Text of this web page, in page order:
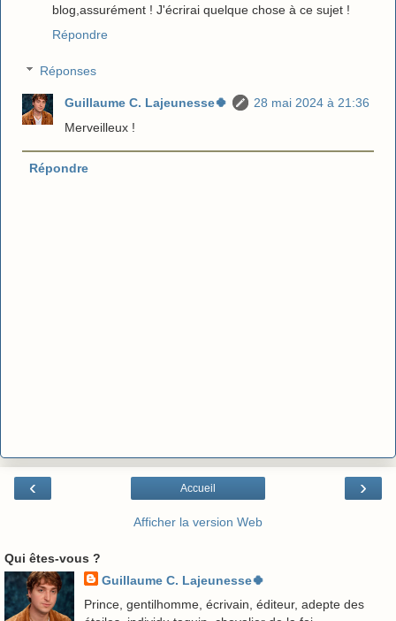
blog,assurément ! J'écrirai quelque chose à ce sujet !
Répondre
Réponses
Guillaume C. Lajeunesse🍀
28 mai 2024 à 21:36
Merveilleux !
Répondre
‹ ›
Accueil
Afficher la version Web
Qui êtes-vous ?
Guillaume C. Lajeunesse🍀
Prince, gentilhomme, écrivain, éditeur, adepte des